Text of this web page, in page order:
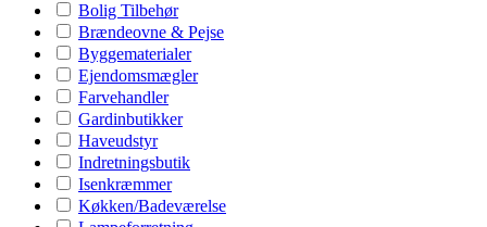
Bolig Tilbehør
Brændeovne & Pejse
Byggematerialer
Ejendomsmægler
Farvehandler
Gardinbutikker
Haveudstyr
Indretningsbutik
Isenkræmmer
Køkken/Badeværelse